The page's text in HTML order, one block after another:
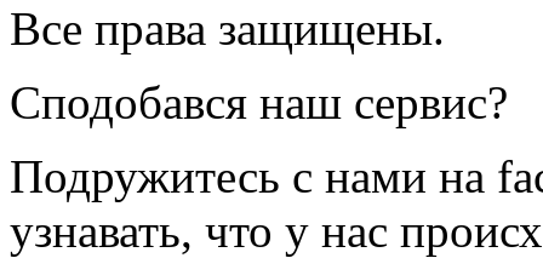
Все права защищены.
Сподобався наш сервис?
Подружитесь с нами на
узнавать, что у нас